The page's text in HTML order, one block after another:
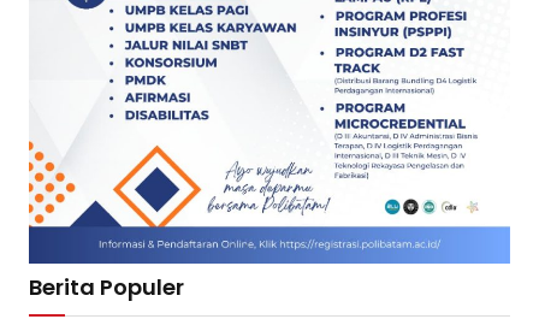
Berita Populer